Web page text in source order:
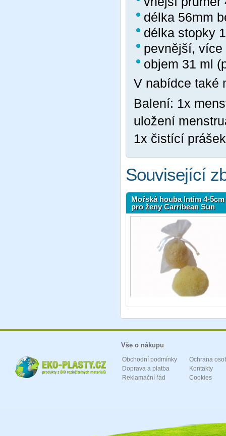
délka 56mm
délka stopky
pevnější,
objem 31 ml
V nabídce také
Balení: 1x
uložení
1x čistící
Související
Mořská houba Intim 4-5cm
pro ženy Carribean Sun
Vše o nákupu
Obchodní podmínky
Doprava a platba
Reklamační řád
Ochrana
Kontakty
Cookies